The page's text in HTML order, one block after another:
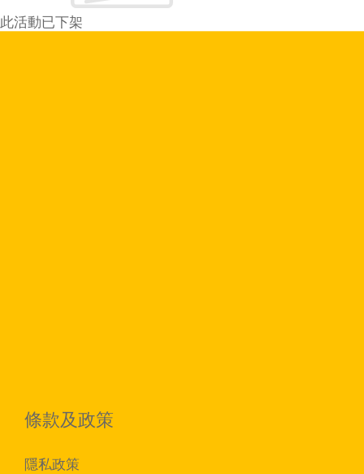
此活動已下架
條款及政策
隱私政策